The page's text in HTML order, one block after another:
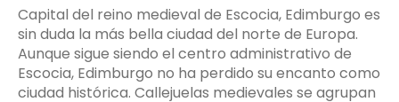
Capital del reino medieval de Escocia, Edimburgo es
sin duda la más bella ciudad del norte de Europa.
Aunque sigue siendo el centro administrativo de
Escocia, Edimburgo no ha perdido su encanto como
ciudad histórica. Callejuelas medievales se agrupan